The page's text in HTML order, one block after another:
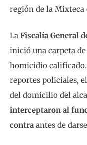
región de la Mixteca
La Fiscalía General
inició una carpeta
homicidio
reportes policiales,
del domicilio del
interceptaron al
contra antes de